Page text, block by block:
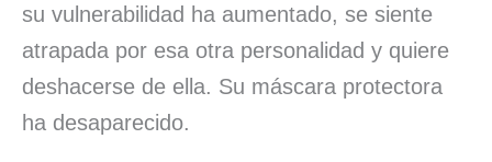
su vulnerabilidad ha aumentado, se siente
atrapada por esa otra personalidad y quiere
deshacerse de ella. Su máscara protectora
ha desaparecido.